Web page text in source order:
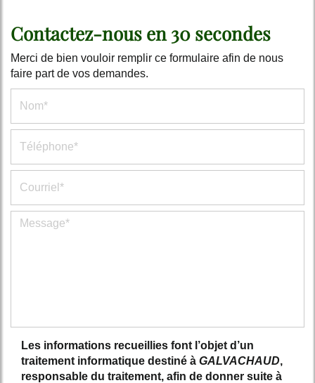
Contactez-nous en 30 secondes
Merci de bien vouloir remplir ce formulaire afin de nous
faire part de vos demandes.
Les informations recueillies font l’objet d’un
traitement informatique destiné à GALVACHAUD,
responsable du traitement, afin de donner suite à